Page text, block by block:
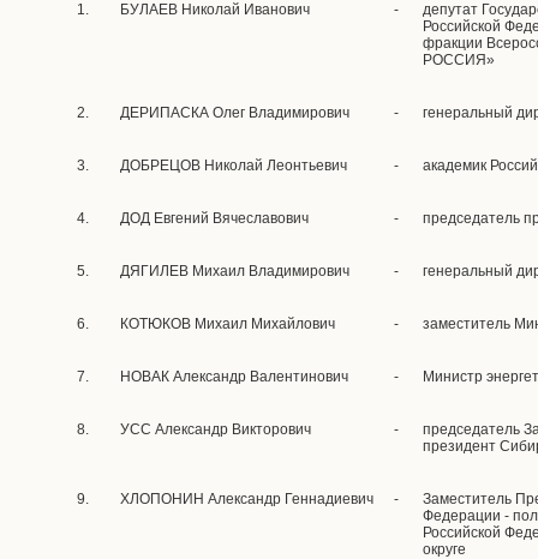
1. БУЛАЕВ Николай Иванович -
депутат
Российской
фракции
РОССИЯ»
2. ДЕРИПАСКА Олег Владимирович - генеральный
3. ДОБРЕЦОВ Николай Леонтьевич - академик
4. ДОД Евгений Вячеславович - председатель
5. ДЯГИЛЕВ Михаил Владимирович - генеральный
6. КОТЮКОВ Михаил Михайлович - заместитель
7. НОВАК Александр Валентинович - Министр
8. УСС Александр Викторович -
председатель
президент
9. ХЛОПОНИН Александр Геннадиевич -
Заместитель
Федерации -
Российской
округе